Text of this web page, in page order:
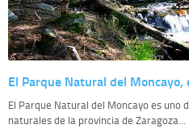
El Parque Natural del Moncayo,
El Parque Natural del Moncayo es uno
naturales de la provincia de Zaragoza...